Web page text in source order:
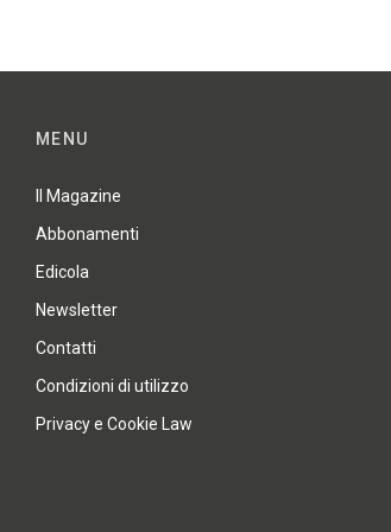
MENU
Il Magazine
Abbonamenti
Edicola
Newsletter
Contatti
Condizioni di utilizzo
Privacy e Cookie Law